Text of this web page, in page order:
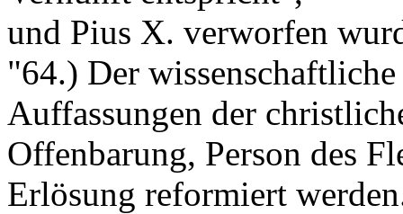
und Pius X. verworfen
"64.) Der
Auffassungen der
Offenbarung, Person des
Erlösung reformiert